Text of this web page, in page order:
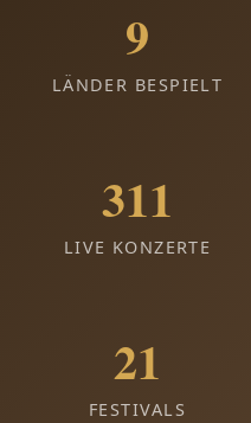
9
LÄNDER BESPIELT
311
LIVE KONZERTE
21
FESTIVALS